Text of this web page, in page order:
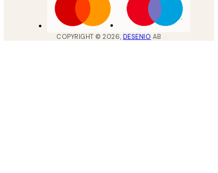
COPYRIGHT ©2026, DESENIO AB